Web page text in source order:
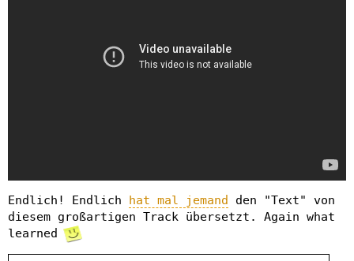
Endlich! Endlich hat mal jemand
den "Text" von
diesem großartigen Track übersetzt. Again what
learned